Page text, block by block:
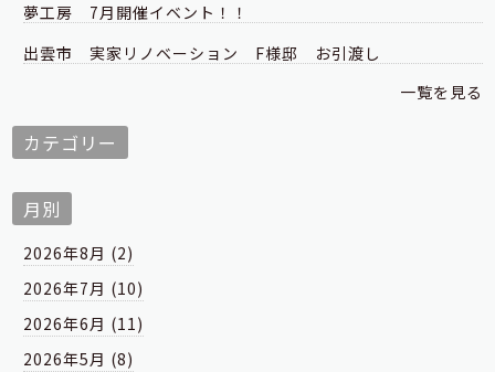
夢工房 7月開催イベント！！
出雲市 実家リノベーション F様邸 お引渡し
一覧を見る
カテゴリー
月別
2026年8月 (2)
2026年7月 (10)
2026年6月 (11)
2026年5月 (8)